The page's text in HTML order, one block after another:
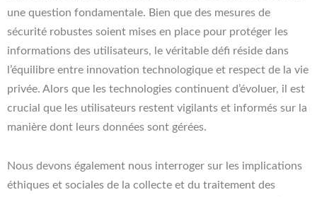
une question fondamentale. Bien que des mesures de
sécurité robustes soient mises en place pour protéger les
informations des utilisateurs, le véritable défi réside dans
l’équilibre entre innovation technologique et respect de la vie
privée. Alors que les technologies continuent d’évoluer, il est
crucial que les utilisateurs restent vigilants et informés sur la
manière dont leurs données sont gérées.
Nous devons également nous interroger sur les implications
éthiques et sociales de la collecte et du traitement des